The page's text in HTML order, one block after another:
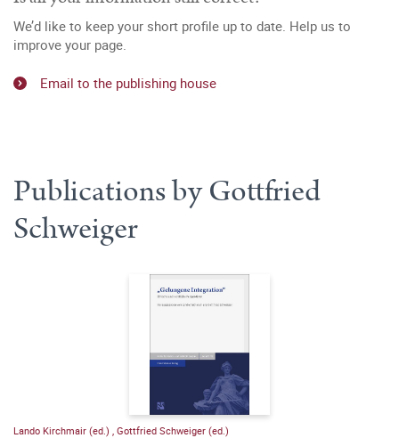
We’d like to keep your short profile up to date. Help us to
improve your page.
Email to the publishing house
Publications by Gottfried
Schweiger
Lando Kirchmair (ed.) Gottfried Schweiger (ed.)